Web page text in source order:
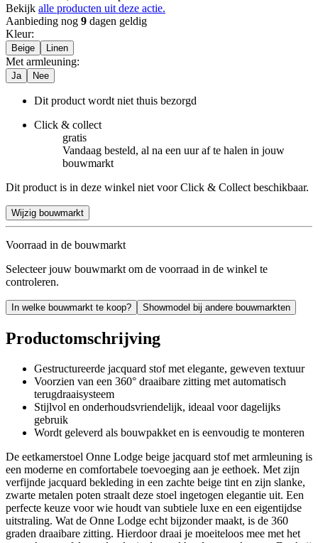
Bekijk alle producten uit deze actie.
Aanbieding nog 9 dagen geldig
Kleur:
Beige Linen
Met armleuning:
Ja Nee
Dit product wordt niet thuis bezorgd
Click & collect
gratis
Vandaag besteld, al na een uur af te halen in jouw
bouwmarkt
Dit product is in deze winkel niet voor Click & Collect beschikbaar.
Wijzig bouwmarkt
Voorraad in de bouwmarkt
Selecteer jouw bouwmarkt om de voorraad in de winkel te
controleren.
In welke bouwmarkt te koop? Showmodel bij andere bouwmarkten
Productomschrijving
Gestructureerde jacquard stof met elegante, geweven textuur
Voorzien van een 360° draaibare zitting met automatisch
terugdraaisysteem
Stijlvol en onderhoudsvriendelijk, ideaal voor dagelijks
gebruik
Wordt geleverd als bouwpakket en is eenvoudig te monteren
De eetkamerstoel Onne Lodge beige jacquard stof met armleuning is
een moderne en comfortabele toevoeging aan je eethoek. Met zijn
verfijnde jacquard bekleding in een zachte beige tint en zijn slanke,
zwarte metalen poten straalt deze stoel ingetogen elegantie uit. Een
perfecte keuze voor wie houdt van subtiele luxe en een eigentijdse
uitstraling. Wat de Onne Lodge echt bijzonder maakt, is de 360
graden draaibare zitting. Hierdoor draai je moeiteloos mee met het